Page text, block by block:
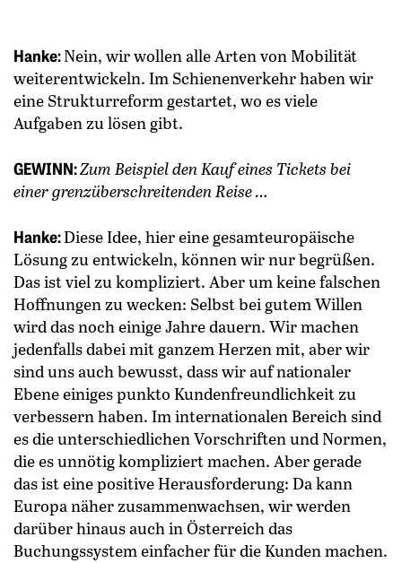
Hanke:Nein, wir wollen alle Arten von Mobilität
weiterentwickeln. Im Schienenverkehr haben wir
eine Strukturreform gestartet, wo es viele
Aufgaben zu lösen gibt.
GEWINN:Zum Beispiel den Kauf eines Tickets bei
einer grenzüberschreitenden Reise …
Hanke:Diese Idee, hier eine gesamteuropäische
Lösung zu entwickeln, können wir nur begrüßen.
Das ist viel zu kompliziert. Aber um keine falschen
Hoffnungen zu wecken: Selbst bei gutem Willen
wird das noch einige Jahre dauern. Wir machen
jedenfalls dabei mit ganzem Herzen mit, aber wir
sind uns auch bewusst, dass wir auf nationaler
Ebene einiges punkto Kundenfreundlichkeit zu
verbessern haben. Im internationalen Bereich sind
es die unterschiedlichen Vorschriften und Normen,
die es unnötig kompliziert machen. Aber gerade
das ist eine positive Herausforderung: Da kann
Europa näher zusammenwachsen, wir werden
darüber hinaus auch in Österreich das
Buchungssystem einfacher für die Kunden machen.